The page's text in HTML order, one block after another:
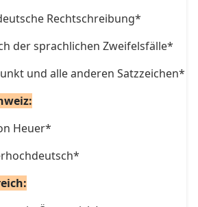
Rechtschreibung*
der sprachlichen Zweifelsfälle*
und alle anderen Satzzeichen*
Heuer*